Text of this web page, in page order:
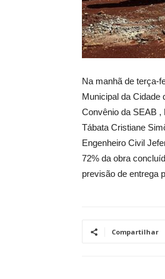
Na manhã de terça-
Municipal da Cidade
Convênio da SEAB ,
Tábata Cristiane
Engenheiro Civil
72% da obra
previsão de entrega
Compartilhar